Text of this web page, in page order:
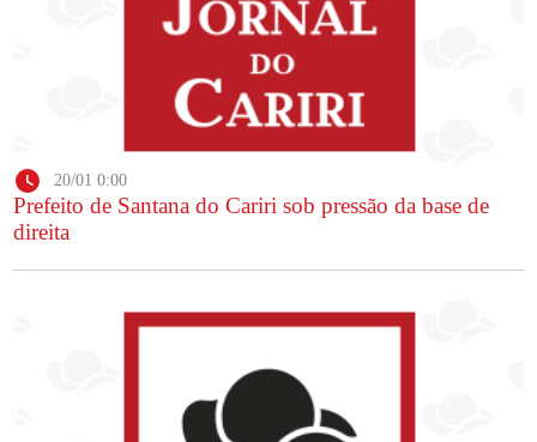
20/01 0:00
Prefeito de Santana do Cariri sob pressão da base de
direita